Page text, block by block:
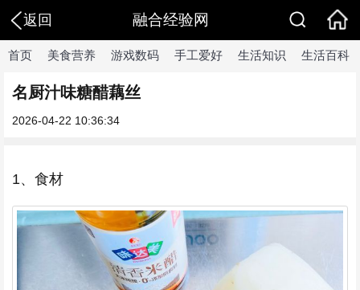
返回 融合经验网
首页 美食营养 游戏数码 手工爱好 生活知识 生活百科
名厨汁味糖醋藕丝
2026-04-22 10:36:34
1、食材